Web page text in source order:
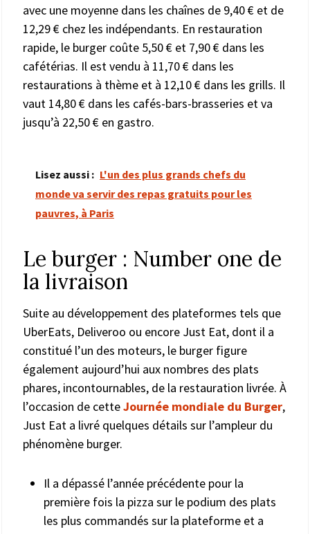
avec une moyenne dans les chaînes de 9,40 € et de
12,29 € chez les indépendants. En restauration
rapide, le burger coûte 5,50 € et 7,90 € dans les
cafétérias. Il est vendu à 11,70 € dans les
restaurations à thème et à 12,10 € dans les grills. Il
vaut 14,80 € dans les cafés-bars-brasseries et va
jusqu’à 22,50 € en gastro.
Lisez aussi : L'un des plus grands chefs du
monde va servir des repas gratuits pour les
pauvres, à Paris
Le burger : Number one de
la livraison
Suite au développement des plateformes tels que
UberEats, Deliveroo ou encore Just Eat, dont il a
constitué l’un des moteurs, le burger figure
également aujourd’hui aux nombres des plats
phares, incontournables, de la restauration livrée. À
l’occasion de cetteJournée mondiale du Burger,
Just Eat a livré quelques détails sur l’ampleur du
phénomène burger.
Il a dépassé l’année précédente pour la
première fois la pizza sur le podium des plats
les plus commandés sur la plateforme et a